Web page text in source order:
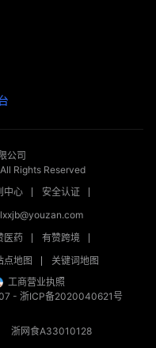
公司
Rights Reserved
中心
安全认证
医药
有赞跨境
点地图
关键词地图
工商营业执照
- 浙ICP备2020040621号
浙网食A33010128